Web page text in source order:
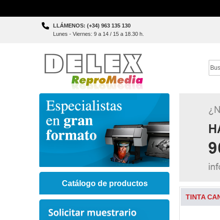
Skip
LLÁMENOS: (+34) 963 135 130
Lunes - Viernes: 9 a 14 / 15 a 18.30 h.
TINTA
Catálogo de productos